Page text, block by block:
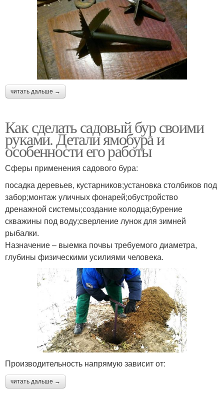
читать дальше →
Как сделать садовый бур своими
руками. Детали ямобура и
особенности его работы
Сферы применения садового бура:
посадка деревьев, кустарников;установка столбиков под
забор;монтаж уличных фонарей;обустройство
дренажной системы;создание колодца;бурение
скважины под воду;сверление лунок для зимней
рыбалки.
Назначение – выемка почвы требуемого диаметра,
глубины физическими усилиями человека.
Производительность напрямую зависит от:
читать дальше →